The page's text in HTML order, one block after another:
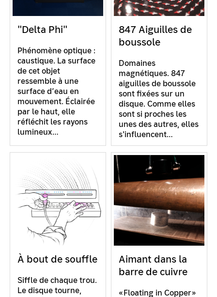
"Delta Phi"
Phénomène optique :
caustique. La surface
de cet objet
ressemble à une
surface d’eau en
mouvement. Éclairée
par le haut, elle
réfléchit les rayons
lumineux…
847 Aiguilles de
boussole
Domaines
magnétiques. 847
aiguilles de boussole
sont fixées sur un
disque. Comme elles
sont si proches les
unes des autres, elles
s'influencent…
À bout de souffle
Siffle de chaque trou.
Le disque tourne,
Aimant dans la
barre de cuivre
«Floating in Copper»